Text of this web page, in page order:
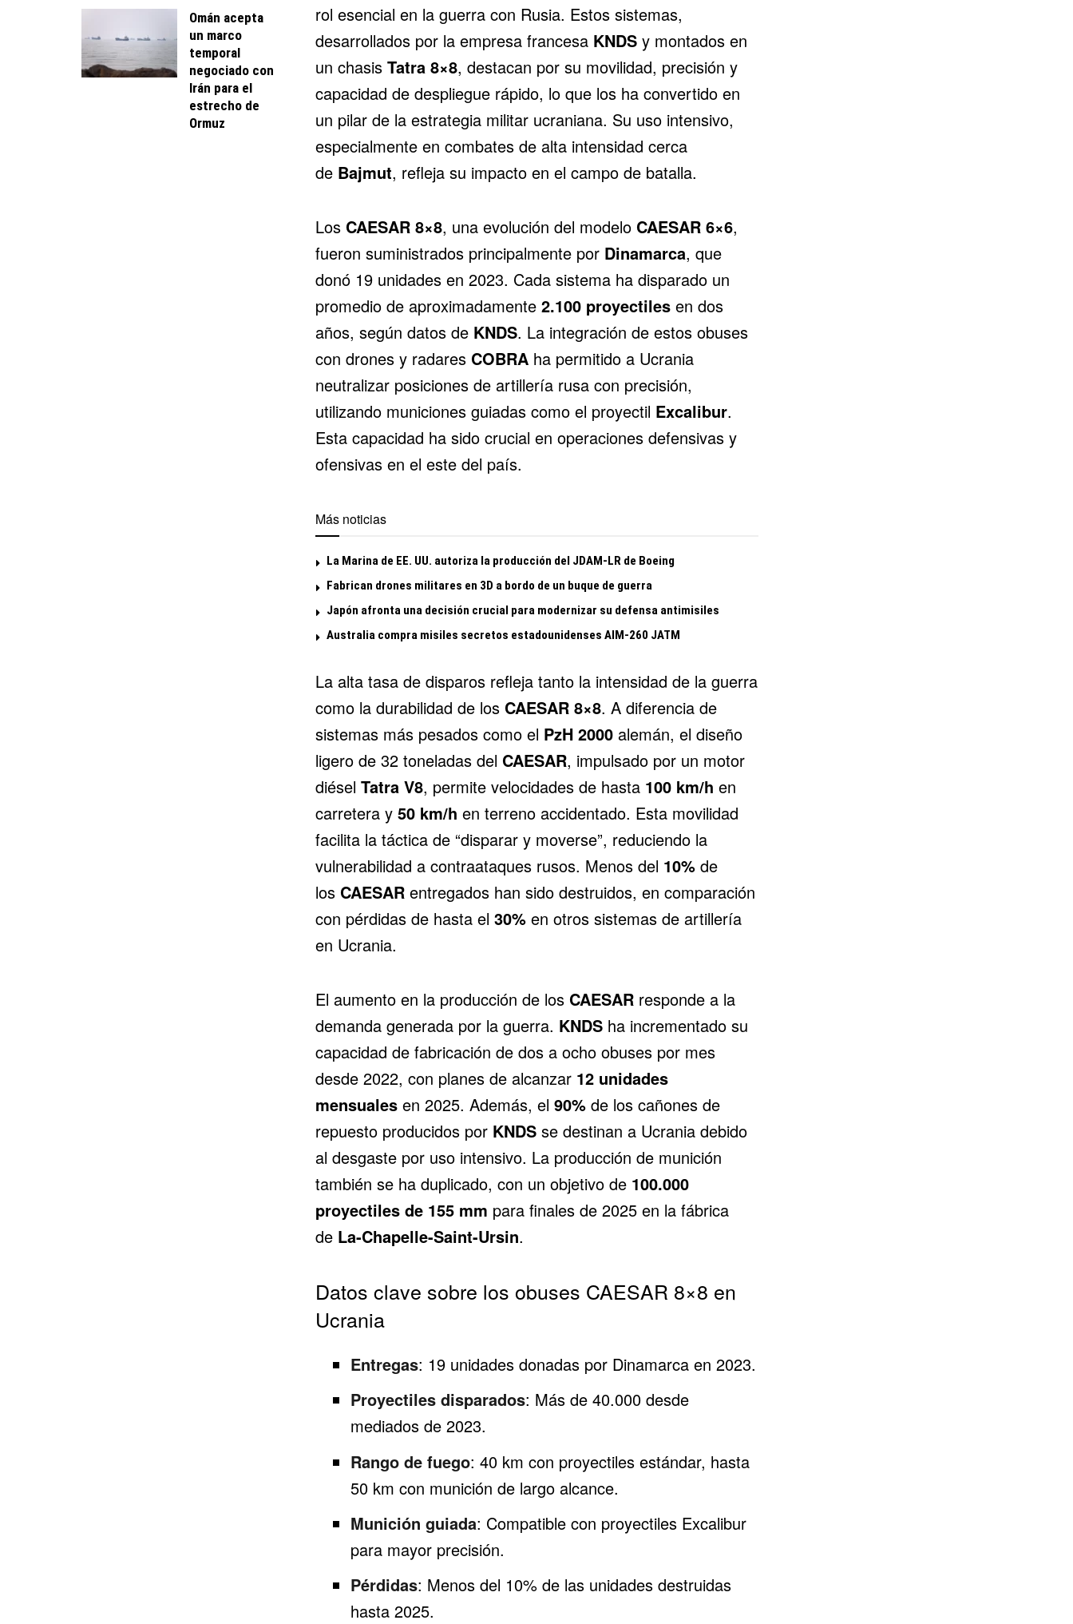
rol esencial en la guerra con Rusia. Estos sistemas,
desarrollados por la empresa francesa KNDSy montados en
un chasis Tatra 8×8, destacan por su movilidad, precisión y
capacidad de despliegue rápido, lo que los ha convertido en
un pilar de la estrategia militar ucraniana. Su uso intensivo,
especialmente en combates de alta intensidad cerca
de Bajmut, refleja su impacto en el campo de batalla.
Los CAESAR 8×8, una evolución del modelo CAESAR 6×6,
fueron suministrados principalmente por Dinamarca, que
donó 19 unidades en 2023. Cada sistema ha disparado un
promedio de aproximadamente 2.100 proyectilesen dos
años, según datos de KNDS. La integración de estos obuses
con drones y radares COBRAha permitido a Ucrania
neutralizar posiciones de artillería rusa con precisión,
utilizando municiones guiadas como el proyectil Excalibur.
Esta capacidad ha sido crucial en operaciones defensivas y
ofensivas en el este del país.
Más noticias
La Marina de EE. UU. autoriza la producción del JDAM-LR de Boeing
Fabrican drones militares en 3D a bordo de un buque de guerra
Japón afronta una decisión crucial para modernizar su defensa antimisiles
Australia compra misiles secretos estadounidenses AIM-260 JATM
La alta tasa de disparos refleja tanto la intensidad de la guerra
como la durabilidad de los CAESAR 8×8. A diferencia de
sistemas más pesados como el PzH 2000alemán, el diseño
ligero de 32 toneladas del CAESAR, impulsado por un motor
diésel Tatra V8, permite velocidades de hasta 100 km/h en
carretera y 50 km/h en terreno accidentado. Esta movilidad
facilita la táctica de “disparar y moverse”, reduciendo la
vulnerabilidad a contraataques rusos. Menos del 10%de
los CAESARentregados han sido destruidos, en comparación
con pérdidas de hasta el 30%en otros sistemas de artillería
en Ucrania.
El aumento en la producción de los CAESARresponde a la
demanda generada por la guerra. KNDSha incrementado su
capacidad de fabricación de dos a ocho obuses por mes
desde 2022, con planes de alcanzar 12 unidades
mensualesen 2025. Además, el 90%de los cañones de
repuesto producidos por KNDSse destinan a Ucrania debido
al desgaste por uso intensivo. La producción de munición
también se ha duplicado, con un objetivo de 100.000
proyectiles de 155 mm para finales de 2025 en la fábrica
de La-Chapelle-Saint-Ursin.
Datos clave sobre los obuses CAESAR 8×8 en
Ucrania
Entregas: 19 unidades donadas por Dinamarca en 2023.
Proyectiles disparados: Más de 40.000 desde
mediados de 2023.
Rango de fuego: 40 km con proyectiles estándar, hasta
50 km con munición de largo alcance.
Munición guiada: Compatible con proyectiles Excalibur
para mayor precisión.
Pérdidas: Menos del 10% de las unidades destruidas
hasta 2025.
Omán acepta
un marco
temporal
negociado con
Irán para el
estrecho de
Ormuz